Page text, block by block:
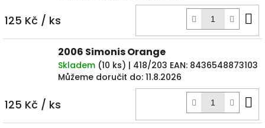
125 Kč / ks
2006 Simonis Orange
Skladem (10 ks) | 418/203 EAN: 8436548873103
Můžeme doručit do: 11.8.2026
125 Kč / ks